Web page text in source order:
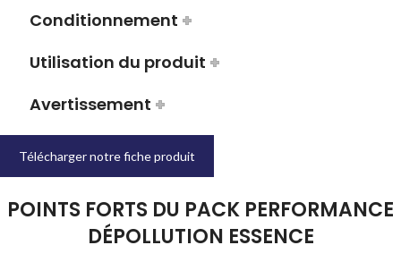
Conditionnement
Utilisation du produit
Avertissement
Télécharger notre fiche produit
POINTS FORTS DU PACK PERFORMANCE
DÉPOLLUTION ESSENCE